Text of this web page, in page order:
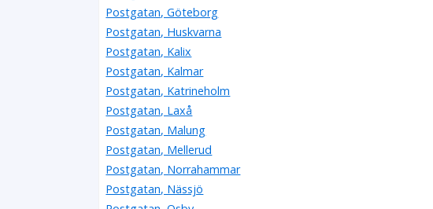
Postgatan, Göteborg
Postgatan, Huskvarna
Postgatan, Kalix
Postgatan, Kalmar
Postgatan, Katrineholm
Postgatan, Laxå
Postgatan, Malung
Postgatan, Mellerud
Postgatan, Norrahammar
Postgatan, Nässjö